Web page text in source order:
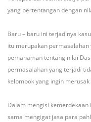
yang bertentangan dengan
Baru – baru ini terjadinya
itu merupakan
pemahaman tentang nilai
permasalahan yang terjadi
kelompok yang ingin
Dalam mengisi kemerdekaan
sama mengigat jasa para